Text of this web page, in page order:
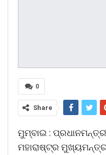
0
Share
ମୁମ୍ବାଇ :
ମହାରାଷ୍ଟ୍ର